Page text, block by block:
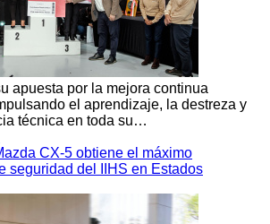
apuesta por la mejora continua
el aprendizaje, la destreza y
técnica en toda su…
CX-5 obtiene el máximo
seguridad del IIHS en Estados